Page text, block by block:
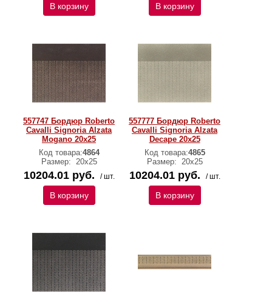
В корзину В корзину
557747 Бордюр Roberto
Cavalli Signoria Alzata
Mogano 20х25
Код товара:4864
Размер: 20x25
10204.01 руб. / шт.
В корзину
557777 Бордюр Roberto
Cavalli Signoria Alzata
Decape 20х25
Код товара:4865
Размер: 20x25
10204.01 руб. / шт.
В корзину